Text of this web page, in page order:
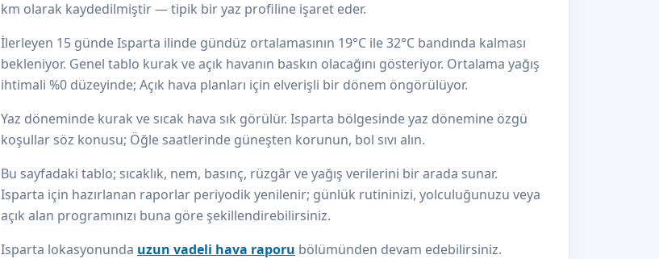
km olarak kaydedilmiştir — tipik bir yaz profiline işaret eder.
İlerleyen 15 günde Isparta ilinde gündüz ortalamasının 19°C ile 32°C bandında kalması
bekleniyor. Genel tablo kurak ve açık havanın baskın olacağını gösteriyor. Ortalama yağış
ihtimali %0 düzeyinde; Açık hava planları için elverişli bir dönem öngörülüyor.
Yaz döneminde kurak ve sıcak hava sık görülür. Isparta bölgesinde yaz dönemine özgü
koşullar söz konusu; Öğle saatlerinde güneşten korunun, bol sıvı alın.
Bu sayfadaki tablo; sıcaklık, nem, basınç, rüzgâr ve yağış verilerini bir arada sunar.
Isparta için hazırlanan raporlar periyodik yenilenir; günlük rutininizi, yolculuğunuzu veya
açık alan programınızı buna göre şekillendirebilirsiniz.
Isparta lokasyonunda uzun vadeli hava raporu bölümünden devam edebilirsiniz.